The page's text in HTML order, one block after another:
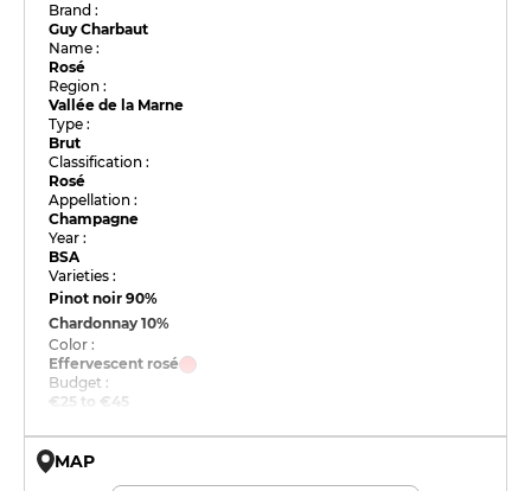
Brand :
Guy Charbaut
Name :
Rosé
Region :
Vallée de la Marne
Type :
Brut
Classification :
Rosé
Appellation :
Champagne
Year :
BSA
Varieties :
Pinot noir90%
Chardonnay10%
Color :
Effervescent rosé
Budget :
€25 to €45
MAP